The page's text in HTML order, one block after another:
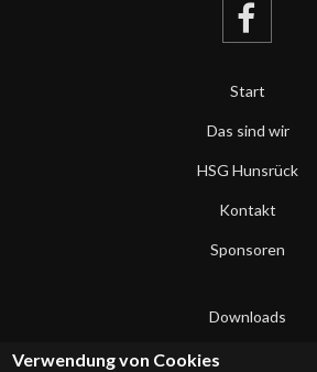
Start
Das sind wir
HSG Hunsrück
Kontakt
Sponsoren
Downloads
Datenschutzerklärung
Verwendung von Cookies